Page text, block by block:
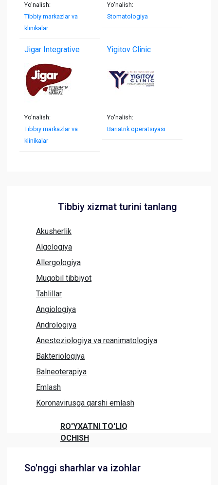
Yo'nalish:
Tibbiy markazlar va
klinikalar
Yo'nalish:
Stomatologiya
Jigar Integrative
Yo'nalish:
Tibbiy markazlar va
klinikalar
Yigitov Clinic
Yo'nalish:
Bariatrik operatsiyasi
Tibbiy xizmat turini tanlang
Akusherlik
Algologiya
Allergologiya
Muqobil tibbiyot
Tahlillar
Angiologiya
Andrologiya
Anesteziologiya va reanimatologiya
Bakteriologiya
Balneoterapiya
Emlash
Koronavirusga qarshi emlash
RO'YXATNI TO'LIQ
OCHISH
So'nggi sharhlar va izohlar